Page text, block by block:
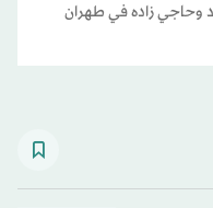
وحاجي زاده في طهران